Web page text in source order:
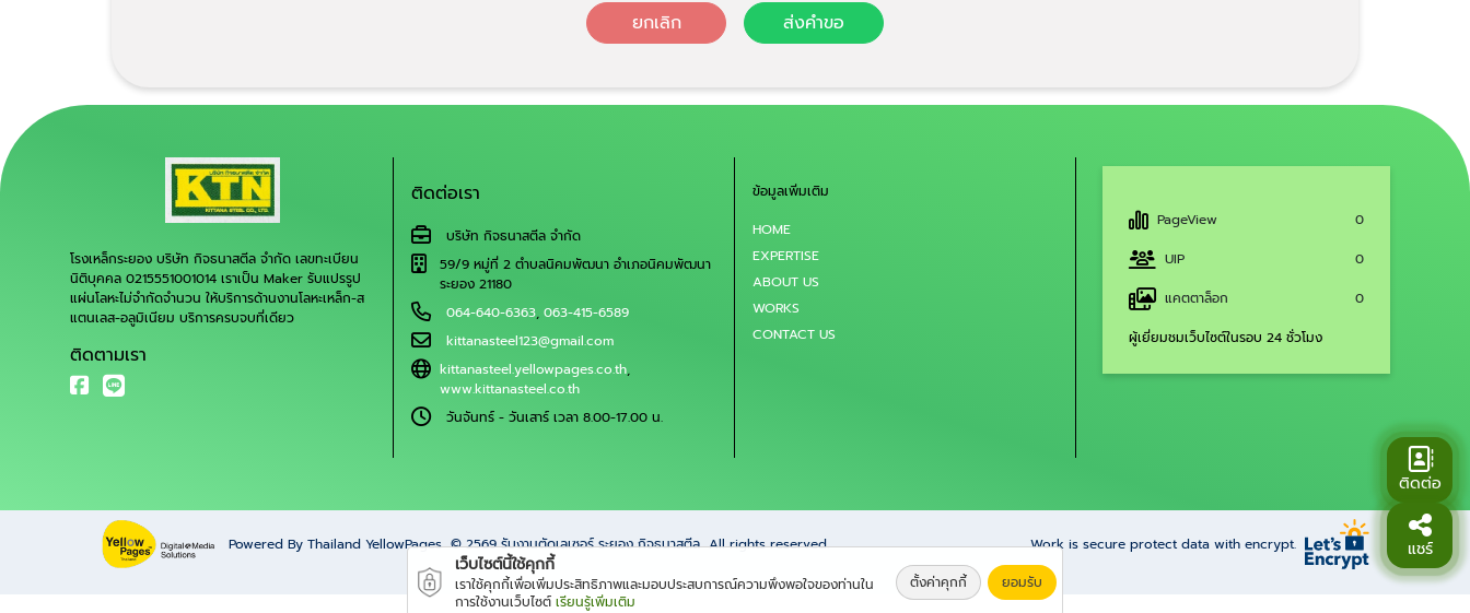
ยกเลิก ส่งคำขอ
โรงเหล็กระยอง บริษัท กิจธนาสตีล จำกัด เลขทะเบียน
นิติบุคคล 0215551001014 เราเป็น Maker รับแปรรูป
แผ่นโลหะไม่จำกัดจำนวน ให้บริการด้านงานโลหะเหล็ก-ส
แตนเลส-อลูมิเนียม บริการครบจบที่เดียว
ติดตามเรา
ติดต่อเรา
บริษัท กิจธนาสตีล จำกัด
59/9 หมู่ที่ 2 ตำบลนิคมพัฒนา อำเภอนิคมพัฒนา
ระยอง 21180
064-640-6363, 063-415-6589
kittanasteel123@gmail.com
kittanasteel.yellowpages.co.th,
www.kittanasteel.co.th
วันจันทร์ - วันเสาร์ เวลา 8.00-17.00 น.
ข้อมูลเพิ่มเติม
HOME
EXPERTISE
ABOUT US
WORKS
CONTACT US
PageView
0
UIP
0
แคตตาล็อก
0
ผู้เยี่ยมชมเว็บไซต์ในรอบ 24 ชั่วโมง
Powered By Thailand YellowPages © 2569รับงานตัดเลเซอร์ ระยอง กิจธนาสตีล All rights reserved. Work is secure protect data with encrypt.
ติดต่อ
แชร์
เว็บไซต์นี้ใช้คุกกี้
เราใช้คุกกี้เพื่อเพิ่มประสิทธิภาพและมอบประสบการณ์ความพึงพอใจของท่านใน
การใช้งานเว็บไซต์ เรียนรู้เพิ่มเติม
ตั้งค่าคุกกี้ ยอมรับ